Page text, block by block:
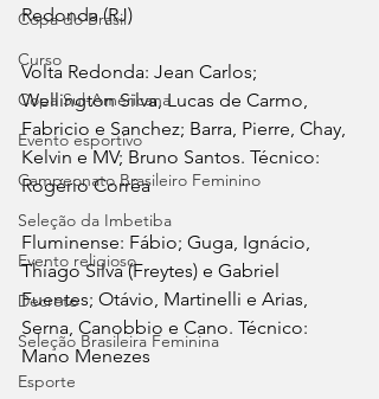
Copa do Brasil
Curso
Copa Sul-Americana
Evento esportivo
Campeonato Brasileiro Feminino
Seleção da Imbetiba
Evento religioso
Decreto
Seleção Brasileira Feminina
Esporte
Redonda (RJ)
Volta Redonda: Jean Carlos;
Wellington Silva, Lucas de Carmo,
Fabricio e Sanchez; Barra, Pierre, Chay,
Kelvin e MV; Bruno Santos. Técnico:
Rogério Corrêa
Fluminense: Fábio; Guga, Ignácio,
Thiago Silva (Freytes) e Gabriel
Fuentes; Otávio, Martinelli e Arias,
Serna, Canobbio e Cano. Técnico:
Mano Menezes